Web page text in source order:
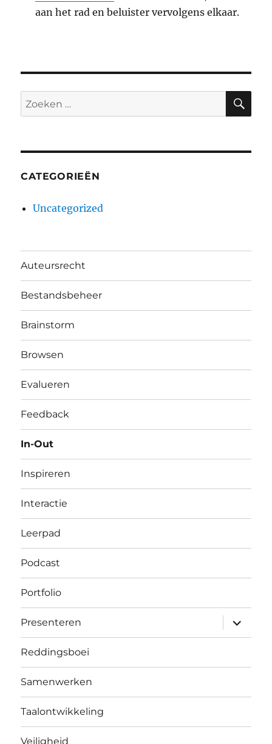
aan het rad en beluister vervolgens elkaar.
Zoeken
naar:
CATEGORIEËN
Uncategorized
Auteursrecht
Bestandsbeheer
Brainstorm
Browsen
Evalueren
Feedback
In-Out
Inspireren
Interactie
Leerpad
Podcast
Portfolio
Presenteren
Reddingsboei
Samenwerken
Taalontwikkeling
Veiligheid